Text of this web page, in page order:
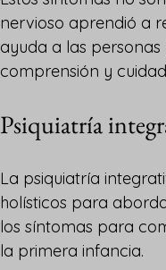
nervioso aprendió a
ayuda a las
comprensión y
Psiquiatría
La psiquiatría
holísticos para
los síntomas para
la primera infancia.